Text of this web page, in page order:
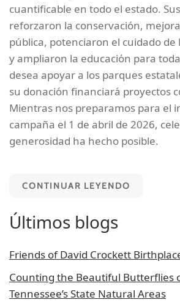
cuantificable en todo el estado.
reforzaron la conservación,
pública, potenciaron el cuidado
y ampliaron la educación para
desea apoyar a los parques
su donación financiará proyectos
Mientras nos preparamos para el
campaña el 1 de abril de 2026,
generosidad ha hecho posible.
CONTINUAR LEYENDO
Últimos blogs
Friends of David Crockett
Counting the Beautiful Butterflies
Tennessee’s State Natural Areas